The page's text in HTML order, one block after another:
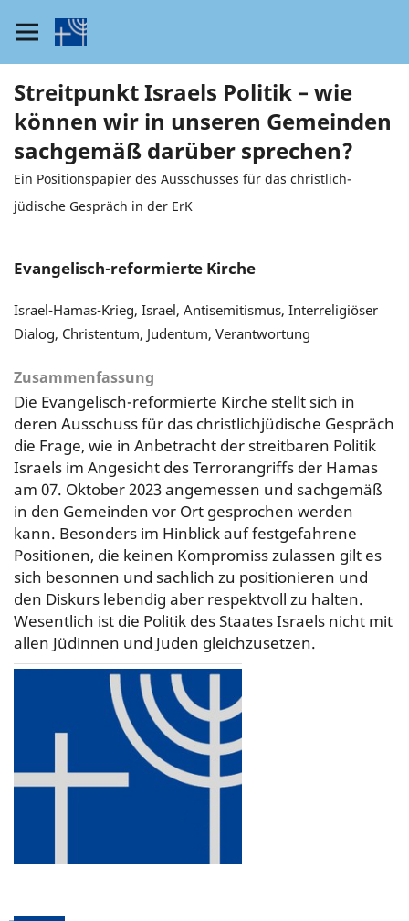
Streitpunkt Israels Politik – wie
können wir in unseren Gemeinden
sachgemäß darüber sprechen?
Ein Positionspapier des Ausschusses für das christlich-
jüdische Gespräch in der ErK
Evangelisch-reformierte Kirche
Israel-Hamas-Krieg, Israel, Antisemitismus, Interreligiöser
Dialog, Christentum, Judentum, Verantwortung
Zusammenfassung
Die Evangelisch-reformierte Kirche stellt sich in
deren Ausschuss für das christlichjüdische Gespräch
die Frage, wie in Anbetracht der streitbaren Politik
Israels im Angesicht des Terrorangriffs der Hamas
am 07. Oktober 2023 angemessen und sachgemäß
in den Gemeinden vor Ort gesprochen werden
kann. Besonders im Hinblick auf festgefahrene
Positionen, die keinen Kompromiss zulassen gilt es
sich besonnen und sachlich zu positionieren und
den Diskurs lebendig aber respektvoll zu halten.
Wesentlich ist die Politik des Staates Israels nicht mit
allen Jüdinnen und Juden gleichzusetzen.